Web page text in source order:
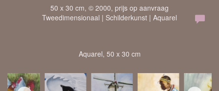
50 x 30 cm, © 2000, prijs op aanvraag
Tweedimensionaal | Schilderkunst | Aquarel
Aquarel, 50 x 30 cm